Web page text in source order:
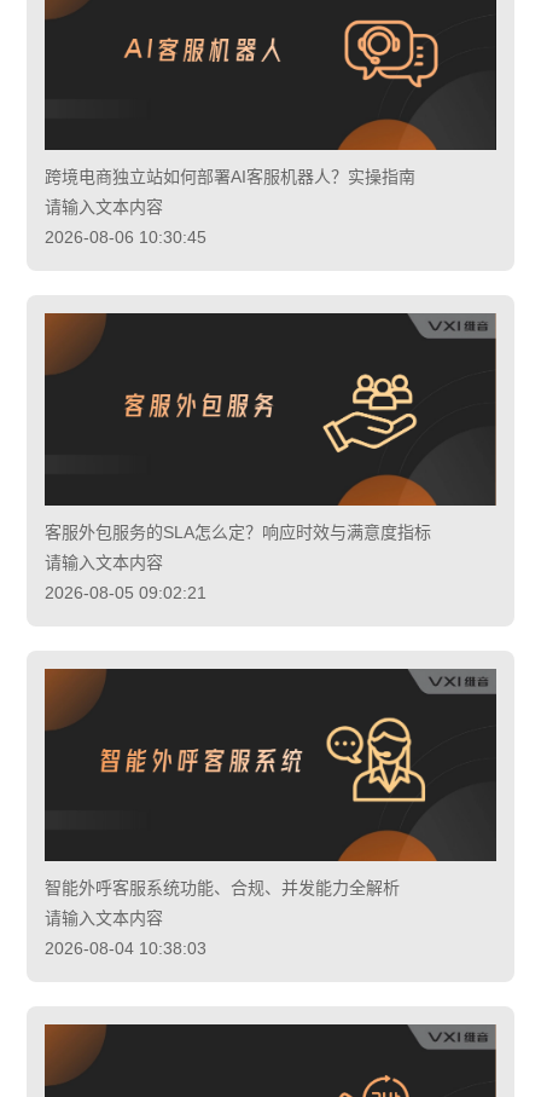
跨境电商独立站如何部署AI客服机器人？实操指南
请输入文本内容
2026-08-06 10:30:45
客服外包服务的SLA怎么定？响应时效与满意度指标
请输入文本内容
2026-08-05 09:02:21
智能外呼客服系统功能、合规、并发能力全解析
请输入文本内容
2026-08-04 10:38:03